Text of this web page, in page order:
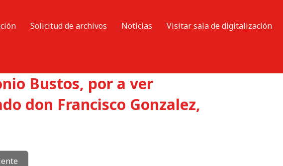
Solicitud de archivos Noticias
Visitar sala de digitalización
Bustos, por a ver
don Francisco Gonzalez,